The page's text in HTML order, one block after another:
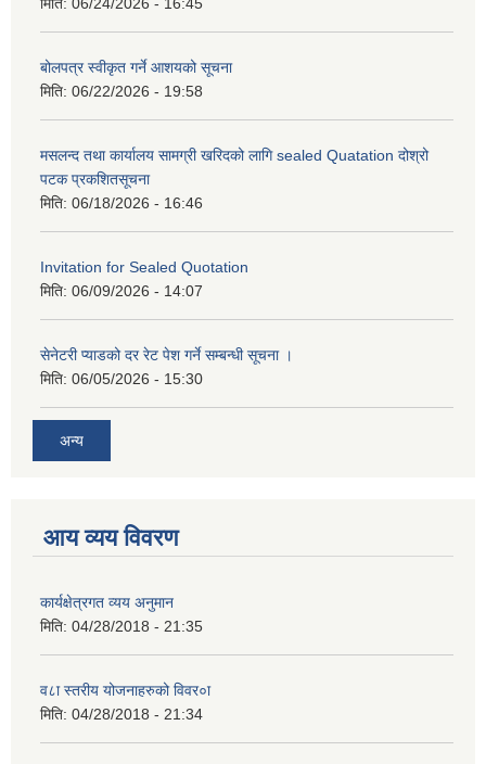
मिति: 06/24/2026 - 16:45
बोलपत्र स्वीकृत गर्ने आशयको सूचना
मिति: 06/22/2026 - 19:58
मसलन्द तथा कार्यालय सामग्री खरिदको लागि sealed Quatation दोश्रो
पटक प्रकशितसूचना
मिति: 06/18/2026 - 16:46
Invitation for Sealed Quotation
मिति: 06/09/2026 - 14:07
सेनेटरी प्याडको दर रेट पेश गर्ने सम्बन्धी सूचना ।
मिति: 06/05/2026 - 15:30
अन्य
आय व्यय विवरण
कार्यक्षेत्रगत व्यय अनुमान
मिति: 04/28/2018 - 21:35
व८ा स्तरीय योजनाहरुको विवर०ा
मिति: 04/28/2018 - 21:34